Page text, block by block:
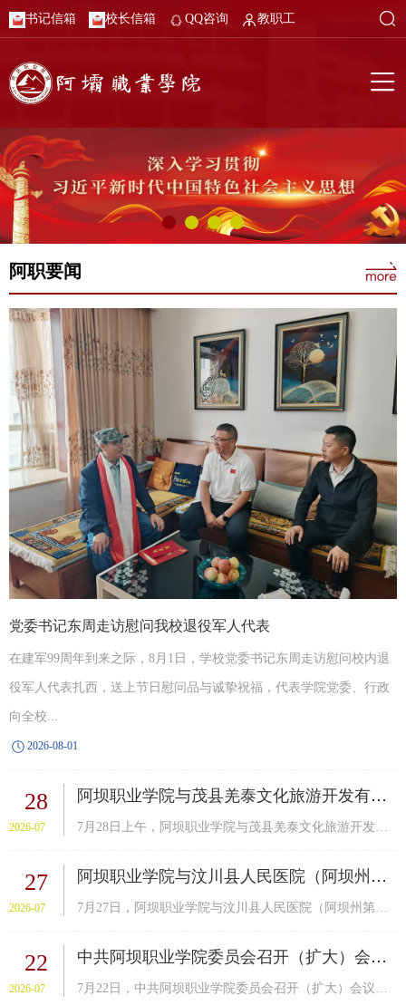
书记信箱 校长信箱 QQ咨询 教职工
阿职要闻
党委书记东周走访慰问我校退役军人代表
在建军99周年到来之际，8月1日，学校党委书记东周走访慰问校内退
役军人代表扎西，送上节日慰问品与诚挚祝福，代表学院党委、行政
向全校...
2026-08-01
28
2026-07
阿坝职业学院与茂县羌泰文化旅游开发有限公...
27
2026-07
阿坝职业学院与汶川县人民医院（阿坝州第二...
22
2026-07
中共阿坝职业学院委员会召开（扩大）会议专...